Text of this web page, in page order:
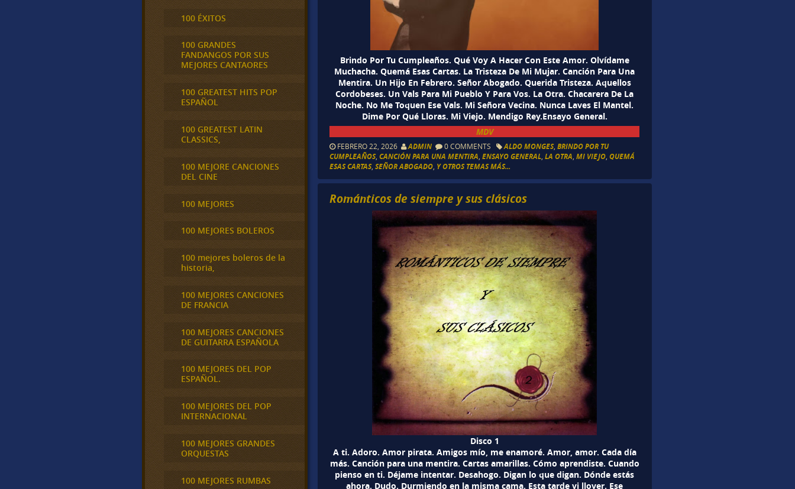
Brindo Por Tu Cumpleaños. Qué Voy A Hacer Con Este Amor. Olvídame
Muchacha. Quemá Esas Cartas. La Tristeza De Mi Mujar. Canción Para Una
Mentira. Un Hijo En Febrero. Señor Abogado. Querida Tristeza. Aquellos
Cordobeses. Un Vals Para Mi Pueblo Y Para Vos. La Otra. Chacarera De La
Noche. No Me Toquen Ese Vals. Mi Señora Vecina. Nunca Laves El Mantel.
Dime Por Qué Lloras. Mi Viejo. Mendigo Rey.Ensayo General.
MDV
FEBRERO 22, 2026 ADMIN 0 COMMENTS ALDO MONGES,BRINDO POR TU
CUMPLEAÑOS,CANCIÓN PARA UNA MENTIRA ,ENSAYO GENERAL ,LA OTRA ,MI VIEJO ,QUEMÁ
ESAS CARTAS,SEÑOR ABOGADO Y OTROS TEMAS MÁS...
Románticos de siempre y sus clásicos
Disco 1
A ti. Adoro. Amor pirata. Amigos mío, me enamoré. Amor, amor. Cada día
más. Canción para una mentira. Cartas amarillas. Cómo aprendiste. Cuando
pienso en ti. Déjame intentar. Desahogo. Digan lo que digan. Dónde estás
ahora. Dudo. Durmiendo en la misma cama. Esta tarde vi llover. Ese
100 ÉXITOS
100 GRANDES
FANDANGOS POR SUS
MEJORES CANTAORES
100 GREATEST HITS POP
ESPAÑOL
100 GREATEST LATIN
CLASSICS,
100 MEJORE CANCIONES
DEL CINE
100 MEJORES
100 MEJORES BOLEROS
100 mejores boleros de la
historia,
100 MEJORES CANCIONES
DE FRANCIA
100 MEJORES CANCIONES
DE GUITARRA ESPAÑOLA
100 MEJORES DEL POP
ESPAÑOL.
100 MEJORES DEL POP
INTERNACIONAL
100 MEJORES GRANDES
ORQUESTAS
100 MEJORES RUMBAS